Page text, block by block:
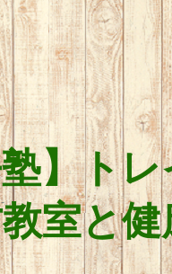
】ト
室と